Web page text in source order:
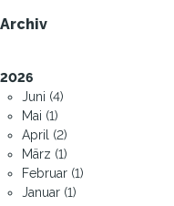
Archiv
2026
Juni (4)
Mai (1)
April (2)
März (1)
Februar (1)
Januar (1)